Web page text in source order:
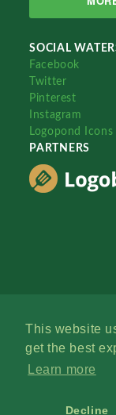
This website
get the best
Learn more
Decline
SOCIAL
Facebook
Twitter
Pinterest
Instagram
Logopond Icons
PARTNERS